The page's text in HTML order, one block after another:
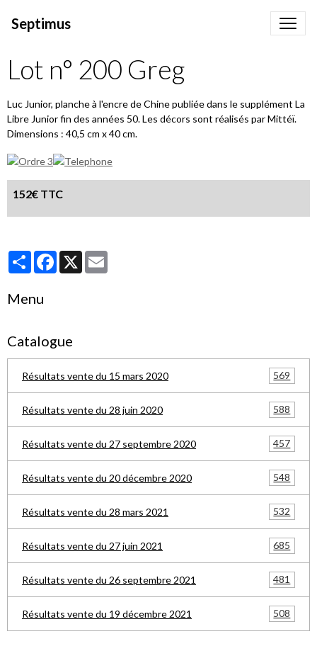
Septimus
Lot n° 200 Greg
Luc Junior, planche à l'encre de Chine publiée dans le supplément La
Libre Junior fin des années 50. Les décors sont réalisés par Mittéï.
Dimensions : 40,5 cm x 40 cm.
152€ TTC
PartagerFacebook
X
Menu
Catalogue
Résultats vente du 15 mars 2020 569
Résultats vente du 28 juin 2020 588
Résultats vente du 27 septembre 2020 457
Résultats vente du 20 décembre 2020 548
Résultats vente du 28 mars 2021 532
Résultats vente du 27 juin 2021 685
Résultats vente du 26 septembre 2021 481
Résultats vente du 19 décembre 2021 508